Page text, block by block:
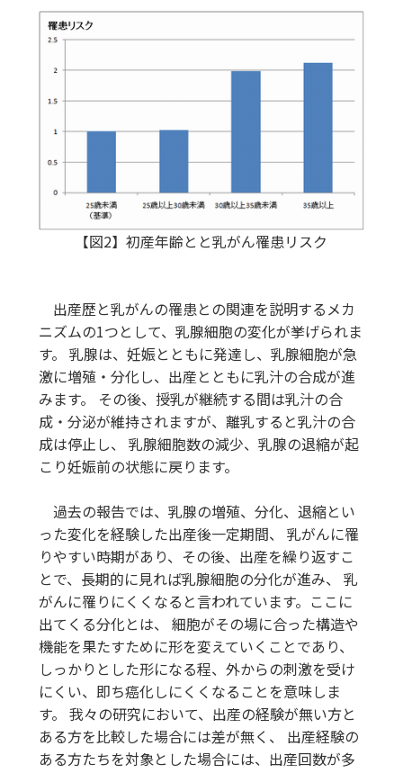
【図2】初産年齢とと乳がん罹患リスク
出産歴と乳がんの罹患との関連を説明するメカ
ニズムの1つとして、乳腺細胞の変化が挙げられま
す。 乳腺は、妊娠とともに発達し、乳腺細胞が急
激に増殖・分化し、出産とともに乳汁の合成が進
みます。 その後、授乳が継続する間は乳汁の合
成・分泌が維持されますが、離乳すると乳汁の合
成は停止し、 乳腺細胞数の減少、乳腺の退縮が起
こり妊娠前の状態に戻ります。
過去の報告では、乳腺の増殖、分化、退縮とい
った変化を経験した出産後一定期間、 乳がんに罹
りやすい時期があり、その後、出産を繰り返すこ
とで、長期的に見れば乳腺細胞の分化が進み、 乳
がんに罹りにくくなると言われています。ここに
出てくる分化とは、 細胞がその場に合った構造や
機能を果たすために形を変えていくことであり、
しっかりとした形になる程、外からの刺激を受け
にくい、即ち癌化しにくくなることを意味しま
す。 我々の研究において、出産の経験が無い方と
ある方を比較した場合には差が無く、 出産経験の
ある方たちを対象とした場合には、出産回数が多